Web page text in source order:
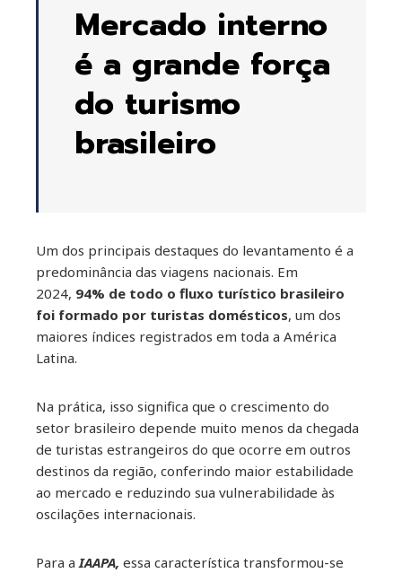
Mercado interno
é a grande força
do turismo
brasileiro
Um dos principais destaques do levantamento é a
predominância das viagens nacionais. Em
2024, 94% de todo o fluxo turístico brasileiro
foi formado por turistas domésticos, um dos
maiores índices registrados em toda a América
Latina.
Na prática, isso significa que o crescimento do
setor brasileiro depende muito menos da chegada
de turistas estrangeiros do que ocorre em outros
destinos da região, conferindo maior estabilidade
ao mercado e reduzindo sua vulnerabilidade às
oscilações internacionais.
Para a IAAPA, essa característica transformou-se